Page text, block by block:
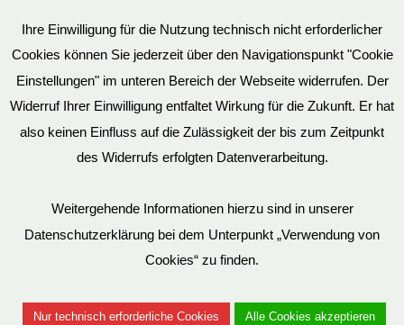
Impressum
Bitte beachten Sie, dass wir für einen zunehmenden Teil der von
uns hergestellten SM-Möbel deutsche Geschmacksmuster beim
Deutschen Patent und Markenamt (DPMA) haben eintragen
Genehmigung zu benutzen. Entsprechende Verstöße werden von
Ihre Einwilligung für die Nutzung technisch nicht erforderlicher
Cookies können Sie jederzeit über den Navigationspunkt "Cookie
Einstellungen" im unteren Bereich der Webseite widerrufen. Der
Widerruf Ihrer Einwilligung entfaltet Wirkung für die Zukunft. Er hat
also keinen Einfluss auf die Zulässigkeit der bis zum Zeitpunkt
des Widerrufs erfolgten Datenverarbeitung.
Weitergehende Informationen hierzu sind in unserer
Datenschutzerklärung bei dem Unterpunkt „Verwendung von
Cookies“ zu finden.
Nur technisch erforderliche Cookies Alle Cookies akzeptieren